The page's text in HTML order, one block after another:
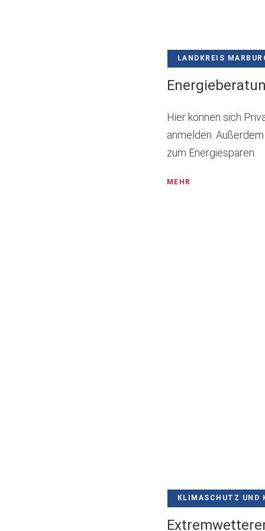
LANDKREIS
Hier können sich
anmelden.
zum Energiesparen.
MEHR
KLIMASCHUTZ UND